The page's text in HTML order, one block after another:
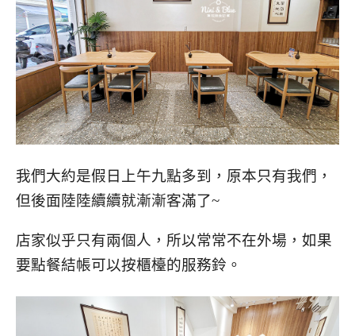
我們大約是假日上午九點多到，原本只有我們，
但後面陸陸續續就漸漸客滿了~
店家似乎只有兩個人，所以常常不在外場，如果
要點餐結帳可以按櫃檯的服務鈴。